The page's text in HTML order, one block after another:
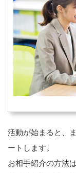
活動が始まると、
ートします。
お相手紹介の方法